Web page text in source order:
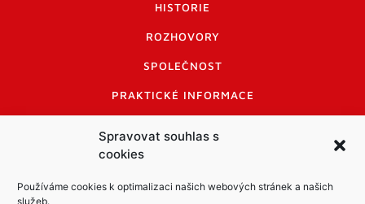
Spravovat souhlas s
cookies
Používáme cookies k optimalizaci našich webových stránek a našich
služeb.
HISTORIE
ROZHOVORY
SPOLEČNOST
PRAKTICKÉ INFORMACE
INFORMACE A KODEX DISKUTUJÍCÍCH
LOGO A LOGO MANUÁL